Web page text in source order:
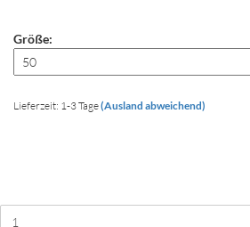
Größe:
Lieferzeit: 1-3 Tage(Ausland abweichend)